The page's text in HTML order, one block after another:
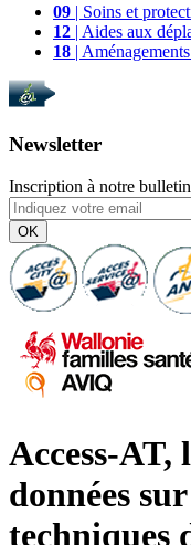
09 | Soins et
12 | Aides aux
18 |
Newsletter
Inscription à notre
OK
Access-AT,
données
techniques